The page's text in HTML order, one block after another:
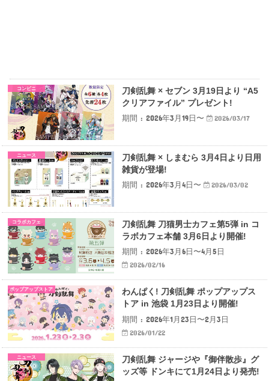
コンビニ
刀剣乱舞 × セブン 3月19日より “A5
クリアファイル” プレゼント!
期間 : 2026年3月19日〜
2026/03/17
ニュース
刀剣乱舞 × しまむら 3月4日より日用
雑貨が登場!
期間 : 2026年3月4日〜
2026/03/02
コラボカフェ
刀剣乱舞 刀猫男士カフェ第5弾 in コ
ラボカフェ本舗 3月6日より開催!
期間 : 2026年3月6日〜4月5日
2026/02/16
ポップアップストア
わんぱく! 刀剣乱舞 ポップアップス
トア in 池袋 1月23日より開催!
期間 : 2026年1月23日〜2月3日
2026/01/22
ニュース
刀剣乱舞 ジャージや『御伴散歩』グ
ッズ等 ドンキにて1月24日より発売!